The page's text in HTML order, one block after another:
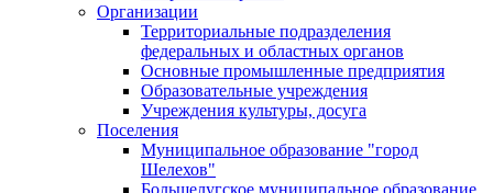
Организации
Территориальные подразделения
федеральных и областных органов
Основные промышленные предприятия
Образовательные учреждения
Учреждения культуры, досуга
Поселения
Муниципальное образование "город
Шелехов"
Большелугское муниципальное образование